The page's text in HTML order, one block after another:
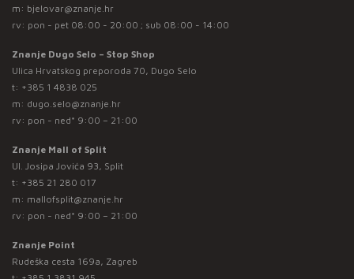
m: bjelovar@znanje.hr
rv: pon - pet 08:00 - 20:00 ; sub 08:00 - 14:00
Znanje Dugo Selo – Stop Shop
Ulica Hrvatskog preporoda 70, Dugo Selo
t: +385 1 4838 025
m: dugo.selo@znanje.hr
rv: pon - ned* 9:00 – 21:00
Znanje Mall of Split
Ul. Josipa Jovića 93, Split
t: +385 21 280 017
m: mallofsplit@znanje.hr
rv: pon - ned* 9:00 – 21:00
Znanje Point
Rudeška cesta 169a, Zagreb